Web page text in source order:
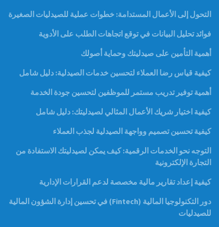
التحول إلى الأعمال المستدامة: خطوات عملية للصيدليات الصغيرة
فوائد تحليل البيانات في توقع اتجاهات الطلب على الأدوية
أهمية التأمين على صيدليتك وحماية أصولك
كيفية قياس رضا العملاء لتحسين خدمات الصيدلية: دليل شامل
أهمية توفير تدريب مستمر للموظفين لتحسين جودة الخدمة
كيفية اختيار شريك الأعمال المثالي لصيدليتك: دليل شامل
كيفية تحسين تصميم وواجهة الصيدلية لجذب العملاء
التوجه نحو الخدمات الرقمية: كيف يمكن لصيدليتك الاستفادة من
التجارة الإلكترونية
كيفية إعداد تقارير مالية مخصصة لدعم القرارات الإدارية
دور التكنولوجيا المالية (Fintech) في تحسين إدارة الشؤون المالية
للصيدليات